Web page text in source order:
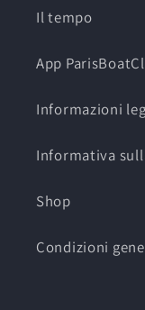
Il tempo
App
Informazioni
Informativa
Shop
Condizioni